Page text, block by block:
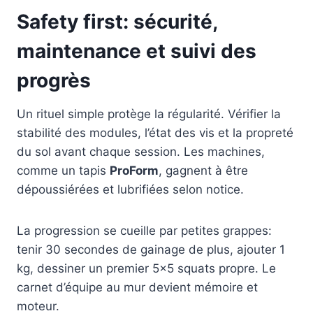
Safety first: sécurité,
maintenance et suivi des
progrès
Un rituel simple protège la régularité. Vérifier la
stabilité des modules, l’état des vis et la propreté
du sol avant chaque session. Les machines,
comme un tapis ProForm, gagnent à être
dépoussiérées et lubrifiées selon notice.
La progression se cueille par petites grappes:
tenir 30 secondes de gainage de plus, ajouter 1
kg, dessiner un premier 5×5 squats propre. Le
carnet d’équipe au mur devient mémoire et
moteur.